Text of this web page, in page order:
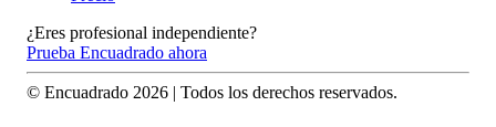
¿Eres profesional independiente?
Prueba Encuadrado ahora
© Encuadrado 2026 | Todos los derechos reservados.